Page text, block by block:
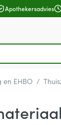
Apothekersadvies
en EHBO /